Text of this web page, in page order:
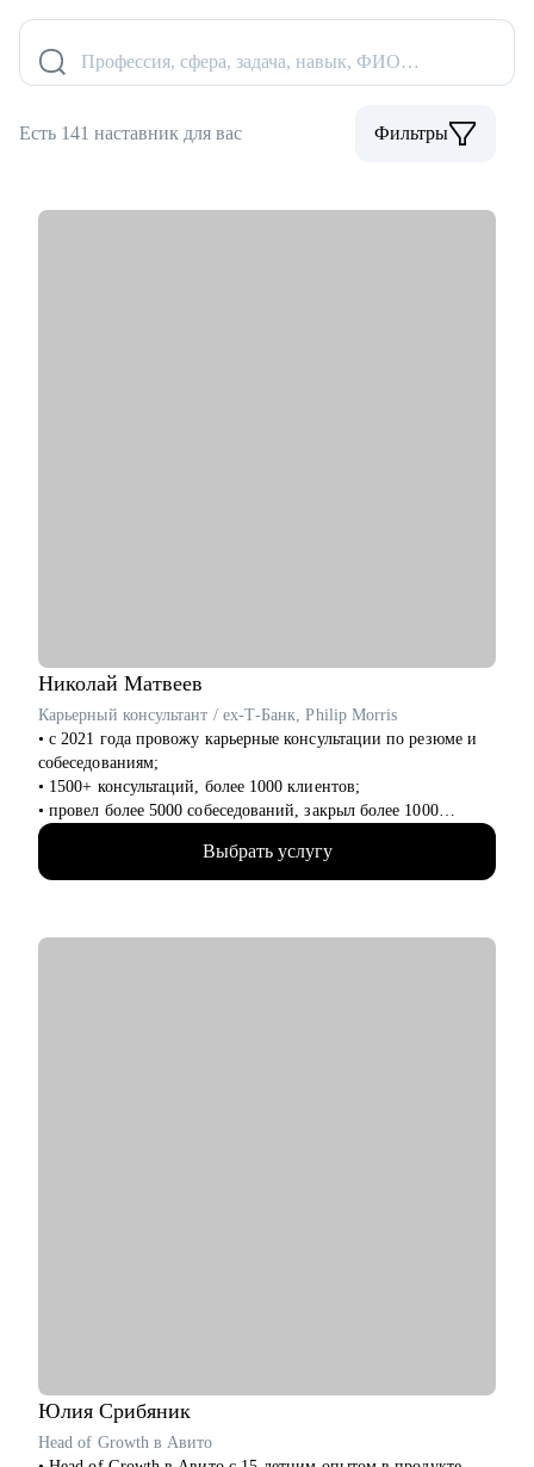
Профессия, сфера, задача, навык, ФИО…
Есть 141 наставник для вас Фильтры
Николай Матвеев
Карьерный консультант / ex-Т-Банк, Philip Morris
• с 2021 года провожу карьерные консультации по резюме и
собеседованиям;
• 1500+ консультаций, более 1000 клиентов;
• провел более 5000 собеседований, закрыл более 1000
вакансий, в том числе и вакансии уровня СЕО-1;
• с нуля выстроил ротацию внутри Т-Банка;
• был первым HR проекта IQOS в России. Сформировал
Выбрать услугу
Юлия Срибяник
Head of Growth в Авито